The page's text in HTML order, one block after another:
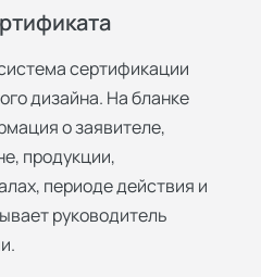
сертификации
дизайна. На бланке
о заявителе,
продукции,
периоде действия и
руководитель